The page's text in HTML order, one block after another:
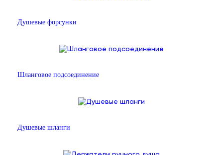
Душевые форсунки
Шланговое подсоединение
Душевые шланги